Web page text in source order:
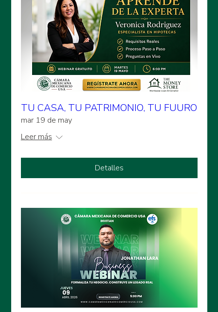
TU CASA, TU PATRIMONIO, TU FUURO
mar 19 de may
Leer más
Detalles